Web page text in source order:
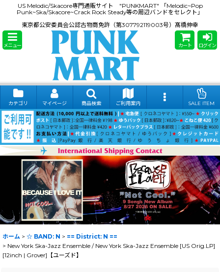
US Melodic/Skacore専門通販サイト "PUNKMART" 「Melodic~Pop
Punk~Ska/Skacore~Crack Rock Steady等の周辺バンドをセレクト」
東京都公安委員会公認古物商免許（第307792119003号）髙橋伸幸
メニュー カート ログイン
カテゴリ マイページ 商品検索 ご利用案内 SALE ITEM
ホーム > ☆ BAND: N > == District: N ==
> New York Ska-Jazz Ensemble / New York Ska-Jazz Ensemble [US Orig.LP]
[12inch | Grover]【ユーズド】